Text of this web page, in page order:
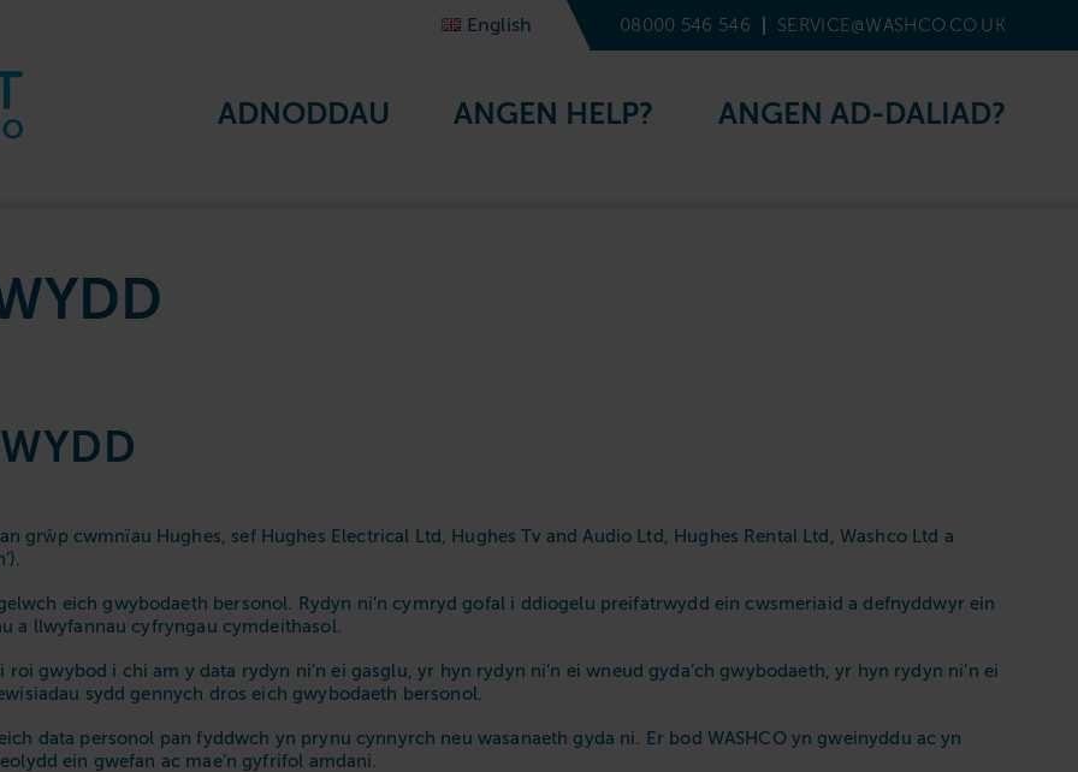
English 08000 546 546 SERVICE@WASHCO.CO.UK
ADNODDAU ANGEN HELP? ANGEN AD-DALIAD?
grŵp cwmnïau Hughes, sef Hughes Electrical Ltd, Hughes Tv and Audio Ltd, Hughes Rental Ltd, Washco Ltd a
eich gwybodaeth bersonol. Rydyn ni’n cymryd gofal i ddiogelu preifatrwydd ein cwsmeriaid a defnyddwyr ein
a llwyfannau cyfryngau cymdeithasol.
gwybod i chi am y data rydyn ni’n ei gasglu, yr hyn rydyn ni’n ei wneud gyda’ch gwybodaeth, yr hyn rydyn ni’n ei
sydd gennych dros eich gwybodaeth bersonol.
data personol pan fyddwch yn prynu cynnyrch neu wasanaeth gyda ni. Er bod WASHCO yn gweinyddu ac yn
ein gwefan ac mae’n gyfrifol amdani.